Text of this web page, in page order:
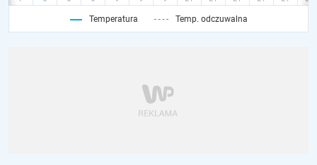
Temperatura Temp. odczuwalna